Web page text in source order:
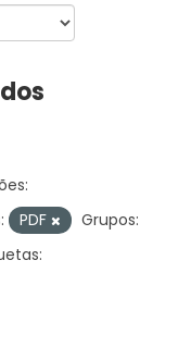
PDF
Grupos: